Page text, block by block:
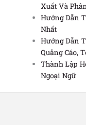
Xuất Và
Hướng Dẫn
Nhất
Hướng Dẫn
Quảng Cáo,
Thành Lập
Ngoại Ngữ